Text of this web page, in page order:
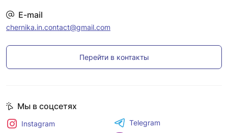
E-mail
chernika.in.contact@gmail.com
Перейти в контакты
Мы в соцсетях
Instagram
Telegram